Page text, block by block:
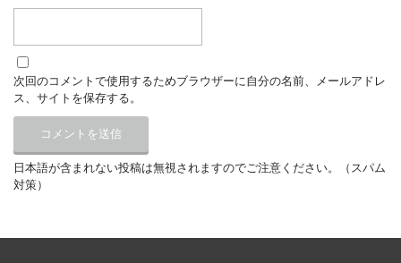
次回のコメントで使用するためブラウザーに自分の名前、メールアドレ
ス、サイトを保存する。
日本語が含まれない投稿は無視されますのでご注意ください。（スパム
対策）